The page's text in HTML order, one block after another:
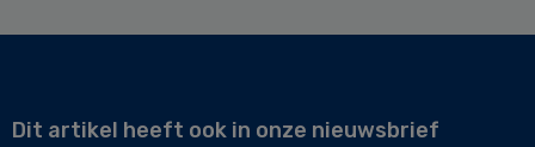
Dit artikel heeft ook in onze nieuwsbrief